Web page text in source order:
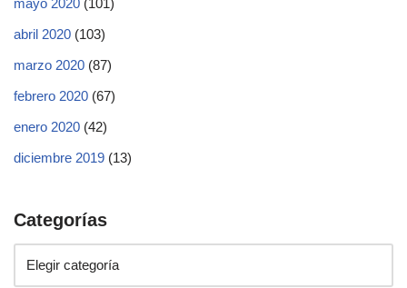
mayo 2020 (101)
abril 2020 (103)
marzo 2020 (87)
febrero 2020 (67)
enero 2020 (42)
diciembre 2019 (13)
Categorías